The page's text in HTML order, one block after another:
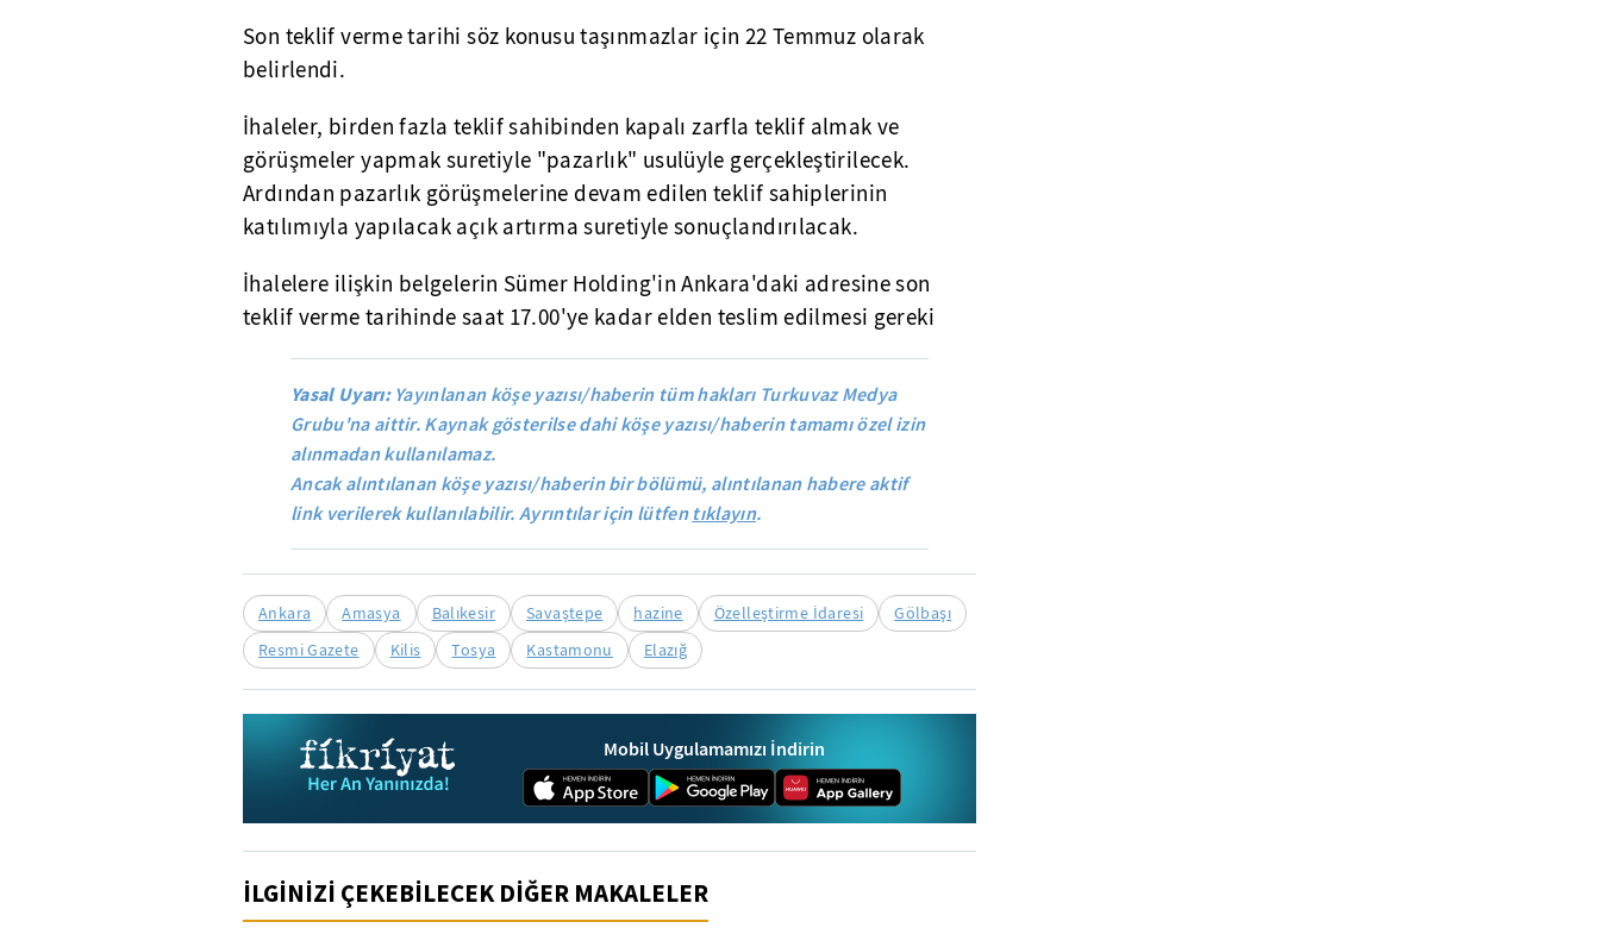
Son teklif verme tarihi söz konusu taşınmazlar için 22 Temmuz olarak
belirlendi.
İhaleler, birden fazla teklif sahibinden kapalı zarfla teklif almak ve
görüşmeler yapmak suretiyle "pazarlık" usulüyle gerçekleştirilecek.
Ardından pazarlık görüşmelerine devam edilen teklif sahiplerinin
katılımıyla yapılacak açık artırma suretiyle sonuçlandırılacak.
İhalelere ilişkin belgelerin Sümer Holding'in Ankara'daki adresine son
teklif verme tarihinde saat 17.00'ye kadar elden teslim edilmesi gereki
Yasal Uyarı:Yayınlanan köşe yazısı/haberin tüm hakları Turkuvaz Medya
Grubu'na aittir. Kaynak gösterilse dahi köşe yazısı/haberin tamamı özel izin
alınmadan kullanılamaz.
Ancak alıntılanan köşe yazısı/haberin bir bölümü, alıntılanan habere aktif
link verilerek kullanılabilir. Ayrıntılar için lütfentıklayın.
Ankara Amasya Balıkesir Savaştepe hazine Özelleştirme İdaresi
Gölbaşı
Resmi Gazete
Kilis Tosya Kastamonu Elazığ
Mobil Uygulamamızı İndirin
İLGİNİZİ ÇEKEBİLECEK DİĞER MAKALELER